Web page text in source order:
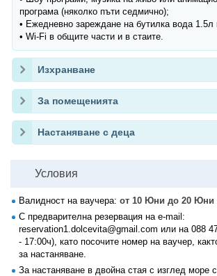
програма (няколко пъти седмично);
• Ежедневно зареждане на бутилка вода 1.5л
• Wi-Fi в общите части и в стаите.
Изхранване
За помещенията
Настаняване с деца
Условия
Валидност на ваучера: от 10 Юни до 20 Юни
С предварителна резервация на е-mail:
reservation1.dolcevita@gmail.com или на 088
- 17:00ч), като посочите номер на ваучер,
за настаняване.
За настаняване в двойна стая с изглед море